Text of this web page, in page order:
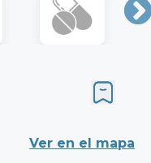
Ver en el mapa